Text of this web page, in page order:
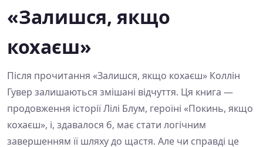
«Залишся, якщо
кохаєш»
Після прочитання «Залишся, якщо кохаєш» Коллін
Гувер залишаються змішані відчуття. Ця книга —
продовження історії Лілі Блум, героїні «Покинь, якщо
кохаєш», і, здавалося б, має стати логічним
завершенням її шляху до щастя. Але чи справді це